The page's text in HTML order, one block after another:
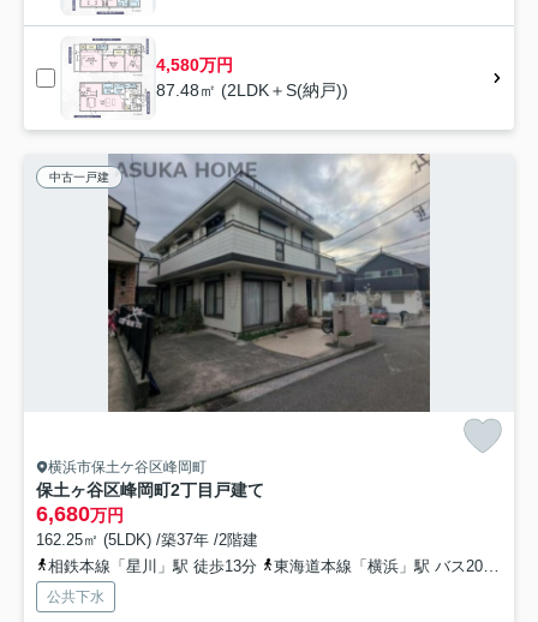
4,580万円
87.48㎡ (2LDK＋S(納戸))
中古一戸建
横浜市保土ケ谷区峰岡町
保土ヶ谷区峰岡町2丁目戸建て
6,680万円
162.25㎡ (5LDK) /築37年 /2階建
相鉄本線「星川」駅 徒歩13分
東海道本線「横浜」駅 バス20分 相鉄バス「峰岡上」 停歩3分
公共下水